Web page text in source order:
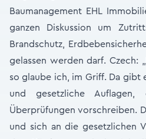
Baumanagement EHL
ganzen Diskussion um
Brandschutz,
gelassen werden darf. Czech:
so glaube ich, im Griff. Da gibt
und gesetzliche Auflagen,
Überprüfungen vorschreiben.
und sich an die gesetzlichen